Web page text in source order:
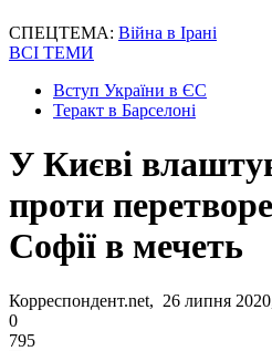
СПЕЦТЕМА: Війна в Ірані
ВСІ ТЕМИ
Вступ України в ЄС
Теракт в Барселоні
У Києві
проти
Софії в мечеть
Корреспондент.net, 26 липня
0
795